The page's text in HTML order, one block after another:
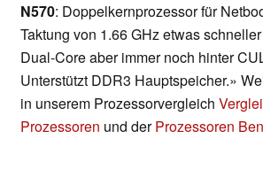
N570: Doppelkernprozessor für
Taktung von 1.66 GHz etwas
Dual-Core aber immer noch hinter
Unterstützt DDR3 Hauptspeicher.»
in unserem Prozessorvergleich
Prozessoren und derProzessoren